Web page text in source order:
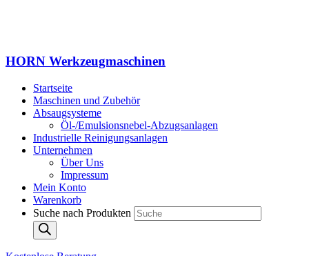
HORN Werkzeugmaschinen
Startseite
Maschinen und Zubehör
Absaugsysteme
Öl-/Emulsionsnebel-Abzugsanlagen
Industrielle Reinigungsanlagen
Unternehmen
Über Uns
Impressum
Mein Konto
Warenkorb
Suche nach Produkten